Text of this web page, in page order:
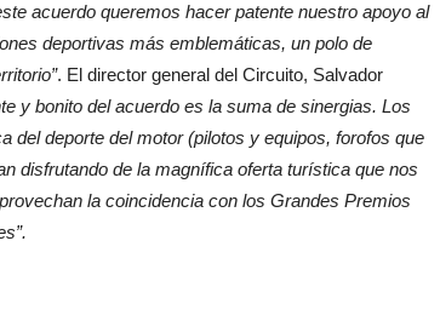
acuerdo queremos hacer patente nuestro apoyo al
deportivas más emblemáticas, un polo de
. El director general del Circuito, Salvador
y bonito del acuerdo es la suma de sinergias. Los
del deporte del motor (pilotos y equipos, forofos que
disfrutando de la magnífica oferta turística que nos
la coincidencia con los Grandes Premios